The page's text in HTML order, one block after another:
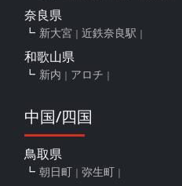
奈良県
新大宮 近鉄奈良駅
和歌山県
新内 アロチ
中国/四国
鳥取県
朝日町 弥生町